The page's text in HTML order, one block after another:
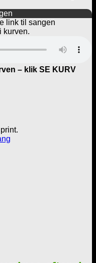
link til sangen
kurven.
– klik SE KURV